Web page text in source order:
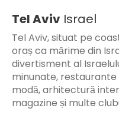
Tel Aviv Israel
Tel Aviv, situat pe
oraș ca mărime din
divertisment al
minunate, restaurante
modă, arhitectură
magazine și multe